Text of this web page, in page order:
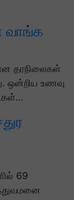
வாங்க
தரநிலைகள்
ஒன்றிய உணவு
69